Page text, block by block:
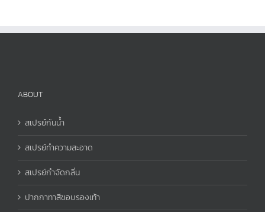
ABOUT
สเปรย์กันน้ำ
สเปรย์ทำความสะอาด
สเปรย์กำจัดกลิ่น
ปากกาทาสีขอบรองเท้า